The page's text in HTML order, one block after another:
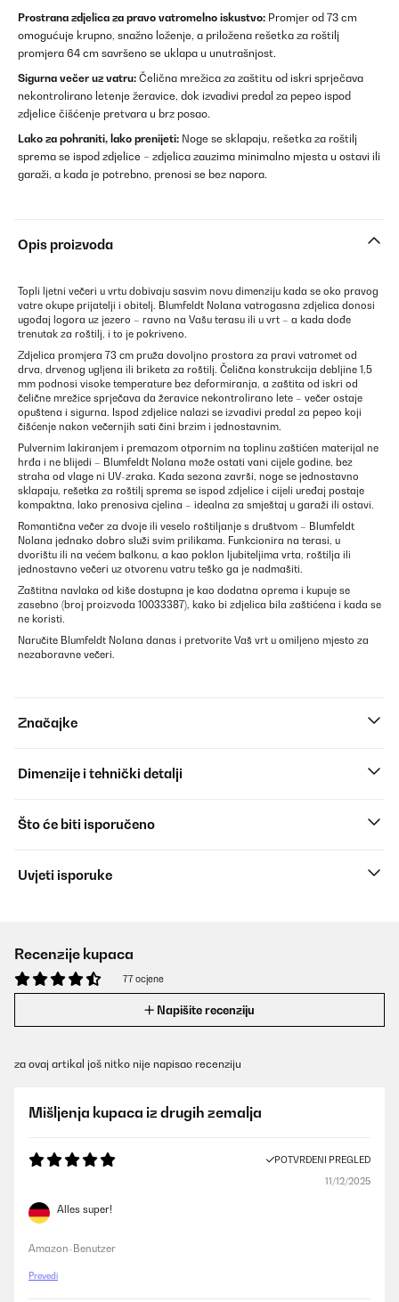
Prostrana zdjelica za pravo vatromelno iskustvo: Promjer od 73 cm
omogućuje krupno, snažno loženje, a priložena rešetka za roštilj
promjera 64 cm savršeno se uklapa u unutrašnjost.
Sigurna večer uz vatru: Čelična mrežica za zaštitu od iskri sprječava
nekontrolirano letenje žeravice, dok izvadivi predal za pepeo ispod
zdjelice čišćenje pretvara u brz posao.
Lako za pohraniti, lako prenijeti: Noge se sklapaju, rešetka za roštilj
sprema se ispod zdjelice – zdjelica zauzima minimalno mjesta u ostavi ili
garaži, a kada je potrebno, prenosi se bez napora.
Opis proizvoda
Topli ljetni večeri u vrtu dobivaju sasvim novu dimenziju kada se oko pravog
vatre okupe prijatelji i obitelj. Blumfeldt Nolana vatrogasna zdjelica donosi
ugođaj logora uz jezero – ravno na Vašu terasu ili u vrt – a kada dođe
trenutak za roštilj, i to je pokriveno.
Zdjelica promjera 73 cm pruža dovoljno prostora za pravi vatromet od
drva, drvenog ugljena ili briketa za roštilj. Čelična konstrukcija debljine 1,5
mm podnosi visoke temperature bez deformiranja, a zaštita od iskri od
čelične mrežice sprječava da žeravice nekontrolirano lete – večer ostaje
opuštena i sigurna. Ispod zdjelice nalazi se izvadivi predal za pepeo koji
čišćenje nakon večernjih sati čini brzim i jednostavnim.
Pulvernim lakiranjem i premazom otpornim na toplinu zaštićen materijal ne
hrđa i ne blijedi – Blumfeldt Nolana može ostati vani cijele godine, bez
straha od vlage ni UV-zraka. Kada sezona završi, noge se jednostavno
sklapaju, rešetka za roštilj sprema se ispod zdjelice i cijeli uređaj postaje
kompaktna, lako prenosiva cjelina – idealna za smještaj u garaži ili ostavi.
Romantična večer za dvoje ili veselo roštiljanje s društvom – Blumfeldt
Nolana jednako dobro služi svim prilikama. Funkcionira na terasi, u
dvorištu ili na većem balkonu, a kao poklon ljubiteljima vrta, roštilja ili
jednostavno večeri uz otvorenu vatru teško ga je nadmašiti.
Zaštitna navlaka od kiše dostupna je kao dodatna oprema i kupuje se
zasebno (broj proizvoda 10033387), kako bi zdjelica bila zaštićena i kada se
ne koristi.
Naručite Blumfeldt Nolana danas i pretvorite Vaš vrt u omiljeno mjesto za
nezaboravne večeri.
Značajke
Dimenzije i tehnički detalji
Što će biti isporučeno
Uvjeti isporuke
Recenzije kupaca
77 ocjene
Napišite recenziju
za ovaj artikal još nitko nije napisao recenziju
Mišljenja kupaca iz drugih zemalja
POTVRĐENI PREGLED
11/12/2025
Alles super!
Amazon-Benutzer
Prevedi